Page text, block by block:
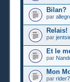
Bilan?
par
Relais!
par
Et le
par
Mon
par